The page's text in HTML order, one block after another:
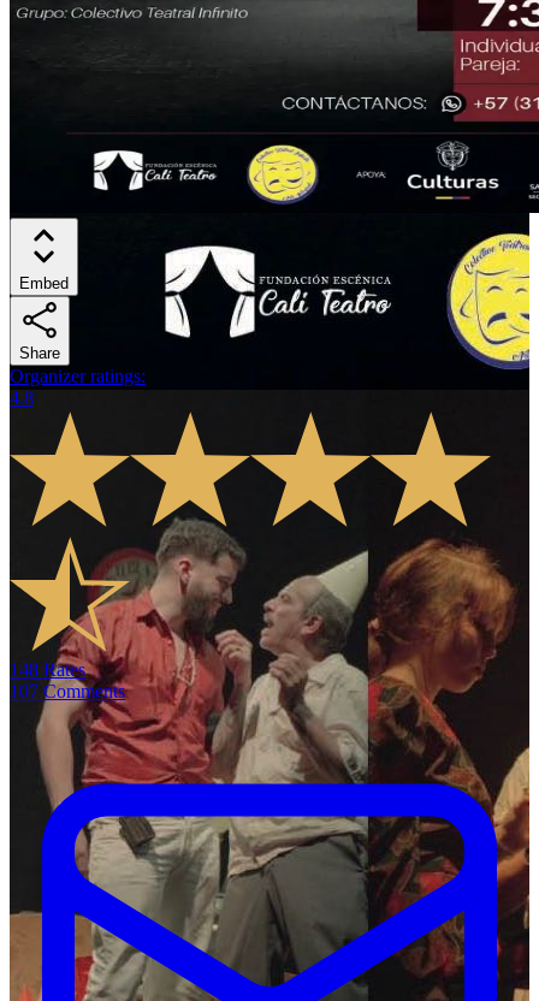
Embed
Share
Organizer ratings:
4.8
148 Rates
107 Comments